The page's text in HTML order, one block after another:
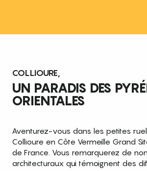
COLLIOURE,
UN PARADIS DES
ORIENTALES
Aventurez-vous dans les petites
Collioure en Côte Vermeille Grand
de France. Vous remarquerez de
architecturaux qui témoignent des